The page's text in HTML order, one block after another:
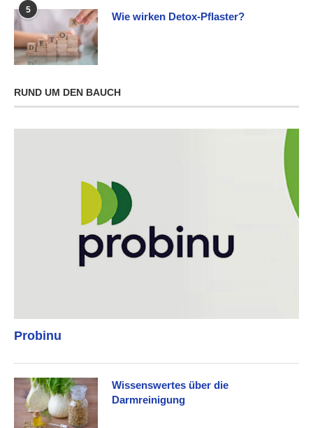
5
Wie wirken Detox-Pflaster?
RUND UM DEN BAUCH
Probinu
Wissenswertes über die
Darmreinigung